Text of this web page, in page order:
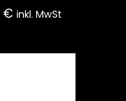
€ inkl. MwSt